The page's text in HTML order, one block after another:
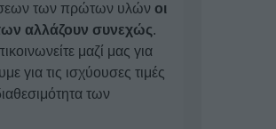
των πρώτων υλών οι
αλλάζουν συνεχώς.
μαζί μας για
για τις ισχύουσες τιμές
των